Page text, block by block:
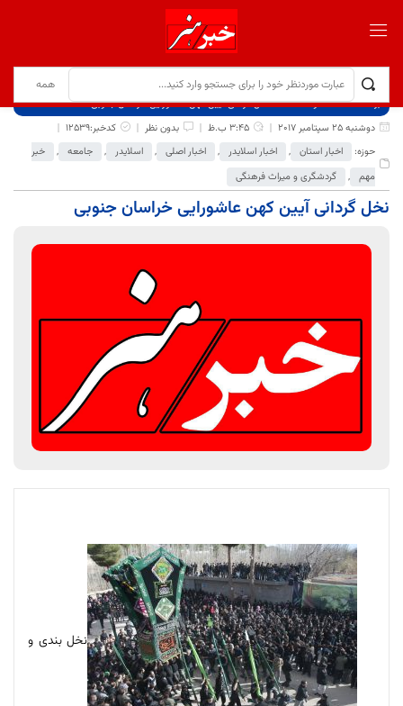
برگ نخست نوشته‌ها
نخل گردانی آیین کهن عاشورایی خراسان جنوبی
دوشنبه 25 سپتامبر 2017
3:45 ب.ظ بدون نظر
کدخبر:12539
حوزه:
اخبار استان , اخبار اسلایدر , اخبار اصلی , اسلایدر , جامعه ,
خبر
مهم , گردشگری و میراث فرهنگی
نخل گردانی آیین کهن عاشورایی خراسان جنوبی
نخل بندی و